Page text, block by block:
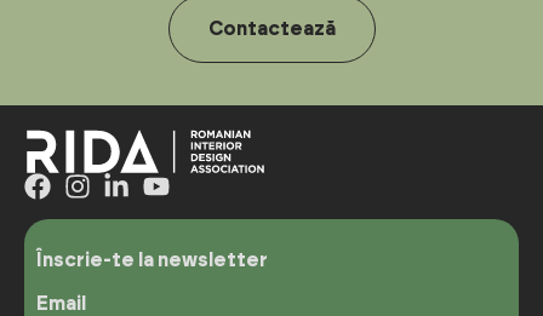
Contactează
Înscrie-te la newsletter
Email